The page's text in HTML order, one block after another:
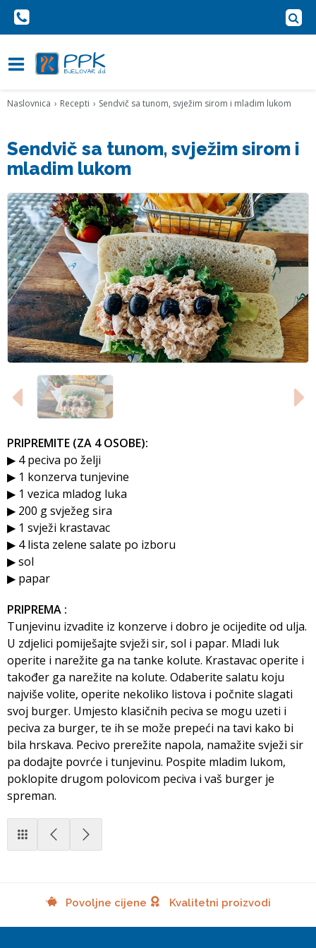
Naslovnica Recepti Sendvič sa tunom, svježim sirom i mladim lukom
Sendvič sa tunom, svježim sirom i
mladim lukom
PRIPREMITE (ZA 4 OSOBE):
▶ 4 peciva po želji
▶ 1 konzerva tunjevine
▶ 1 vezica mladog luka
▶ 200 g svježeg sira
▶ 1 svježi krastavac
▶ 4 lista zelene salate po izboru
▶ sol
▶ papar
PRIPREMA :
Tunjevinu izvadite iz konzerve i dobro je ocijedite od ulja.
U zdjelici pomiješajte svježi sir, sol i papar. Mladi luk
operite i narežite ga na tanke kolute. Krastavac operite i
također ga narežite na kolute. Odaberite salatu koju
najviše volite, operite nekoliko listova i počnite slagati
svoj burger. Umjesto klasičnih peciva se mogu uzeti i
peciva za burger, te ih se može prepeći na tavi kako bi
bila hrskava. Pecivo prerežite napola, namažite svježi sir
pa dodajte povrće i tunjevinu. Pospite mladim lukom,
poklopite drugom polovicom peciva i vaš burger je
spreman.
Povoljne cijene Kvalitetni proizvodi